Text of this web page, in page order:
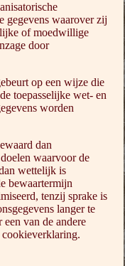
gegevens waarover zij
of moedwillige
door
op een wijze die
toepasselijke wet- en
worden
dan
waarvoor de
wettelijk is
bewaartermijn
tenzij sprake is
langer te
van de andere
cookieverklaring.